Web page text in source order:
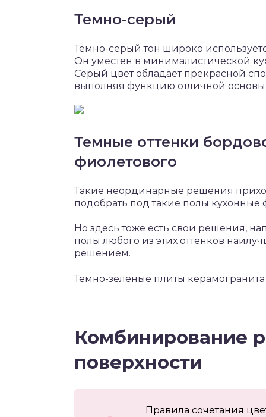
Темно-серый
Темно-серый тон широко
Он уместен в минималистической
Серый цвет обладает прекрасной
выполняя функцию отличной основы
Темные оттенки
фиолетового
Такие неординарные решения
подобрать под такие полы кухонные
Но здесь тоже есть свои решения,
полы любого из этих оттенков
решением.
Темно-зеленые плиты
Комбинирование
поверхности
Правила сочетания